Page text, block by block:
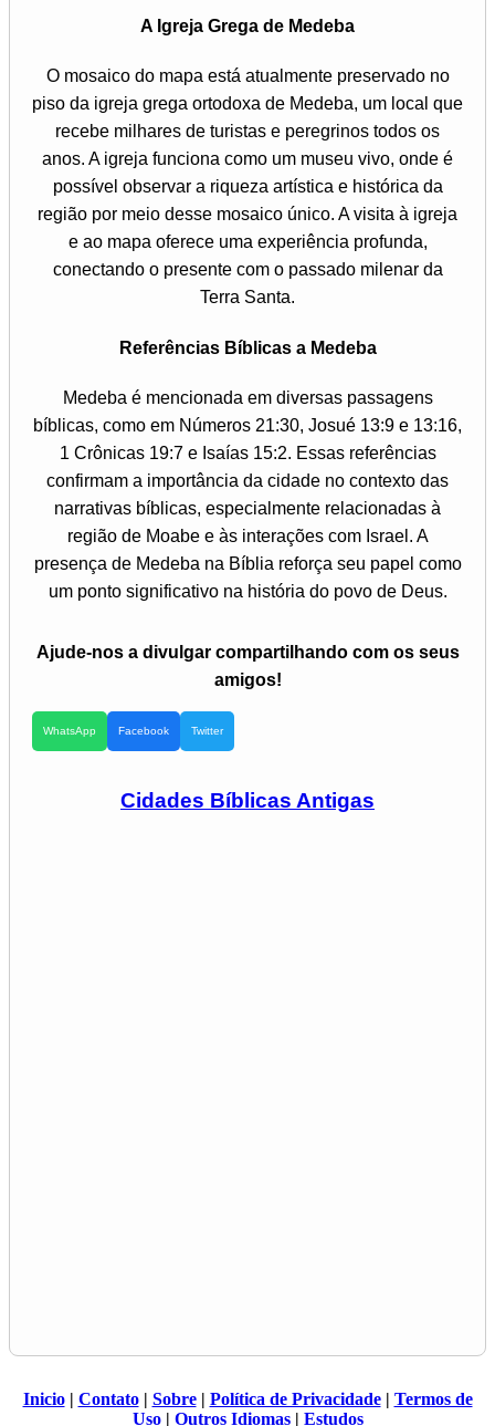
A Igreja Grega de Medeba
O mosaico do mapa está atualmente preservado no
piso da igreja grega ortodoxa de Medeba, um local que
recebe milhares de turistas e peregrinos todos os
anos. A igreja funciona como um museu vivo, onde é
possível observar a riqueza artística e histórica da
região por meio desse mosaico único. A visita à igreja
e ao mapa oferece uma experiência profunda,
conectando o presente com o passado milenar da
Terra Santa.
Referências Bíblicas a Medeba
Medeba é mencionada em diversas passagens
bíblicas, como em Números 21:30, Josué 13:9 e 13:16,
1 Crônicas 19:7 e Isaías 15:2. Essas referências
confirmam a importância da cidade no contexto das
narrativas bíblicas, especialmente relacionadas à
região de Moabe e às interações com Israel. A
presença de Medeba na Bíblia reforça seu papel como
um ponto significativo na história do povo de Deus.
Ajude-nos a divulgar compartilhando com os seus
amigos!
WhatsApp Facebook Twitter
Cidades Bíblicas Antigas
Inicio| Contato| Sobre| Política de Privacidade| Termos de
Uso| Outros Idiomas| Estudos